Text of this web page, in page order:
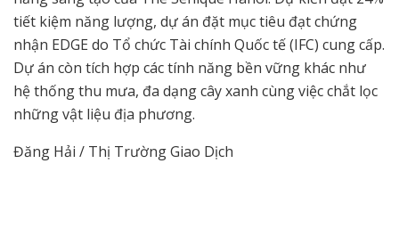
tiết kiệm năng lượng, dự án đặt mục tiêu đạt chứng
nhận EDGE do Tổ chức Tài chính Quốc tế (IFC) cung cấp.
Dự án còn tích hợp các tính năng bền vững khác như
hệ thống thu mưa, đa dạng cây xanh cùng việc chắt lọc
những vật liệu địa phương.
Đăng Hải / Thị Trường Giao Dịch